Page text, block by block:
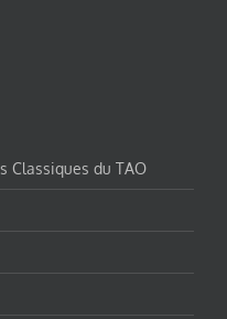
Classiques du TAO